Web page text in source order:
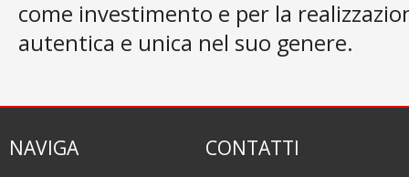
come investimento e per la
autentica e unica nel suo genere.
NAVIGA CONTATTI